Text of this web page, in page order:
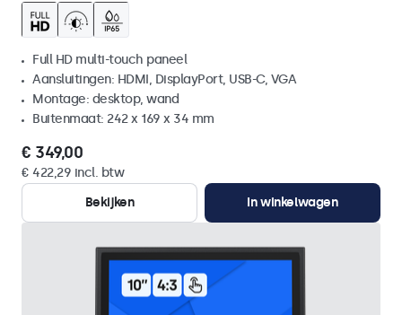
Full HD multi-touch paneel
Aansluitingen: HDMI, DisplayPort, USB-C, VGA
Montage: desktop, wand
Buitenmaat: 242 x 169 x 34 mm
€ 349,00
€ 422,29 incl. btw
Bekijken
In winkelwagen